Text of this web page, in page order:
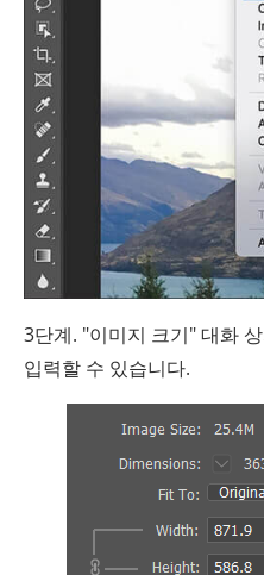
3단계. "이미지 크기" 대화
입력할 수 있습니다.